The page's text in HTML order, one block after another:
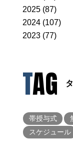
2025 (87)
2024 (107)
2023 (77)
TAG
帯授与式
スケジュール